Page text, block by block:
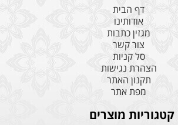
דף הבית
אודותינו
מגזין כתבות
צור קשר
סל קניות
הצהרת נגישות
תקנון האתר
מפת אתר
קטגוריות מוצרים